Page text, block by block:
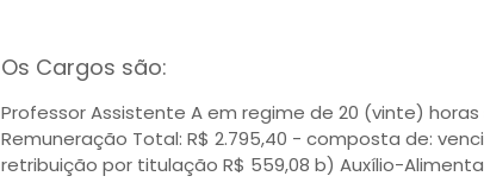
Os Cargos são:
Professor Assistente A em regime de 20 (vinte)
Remuneração Total: R$ 2.795,40 - composta de:
retribuição por titulação R$ 559,08 b) Auxílio-